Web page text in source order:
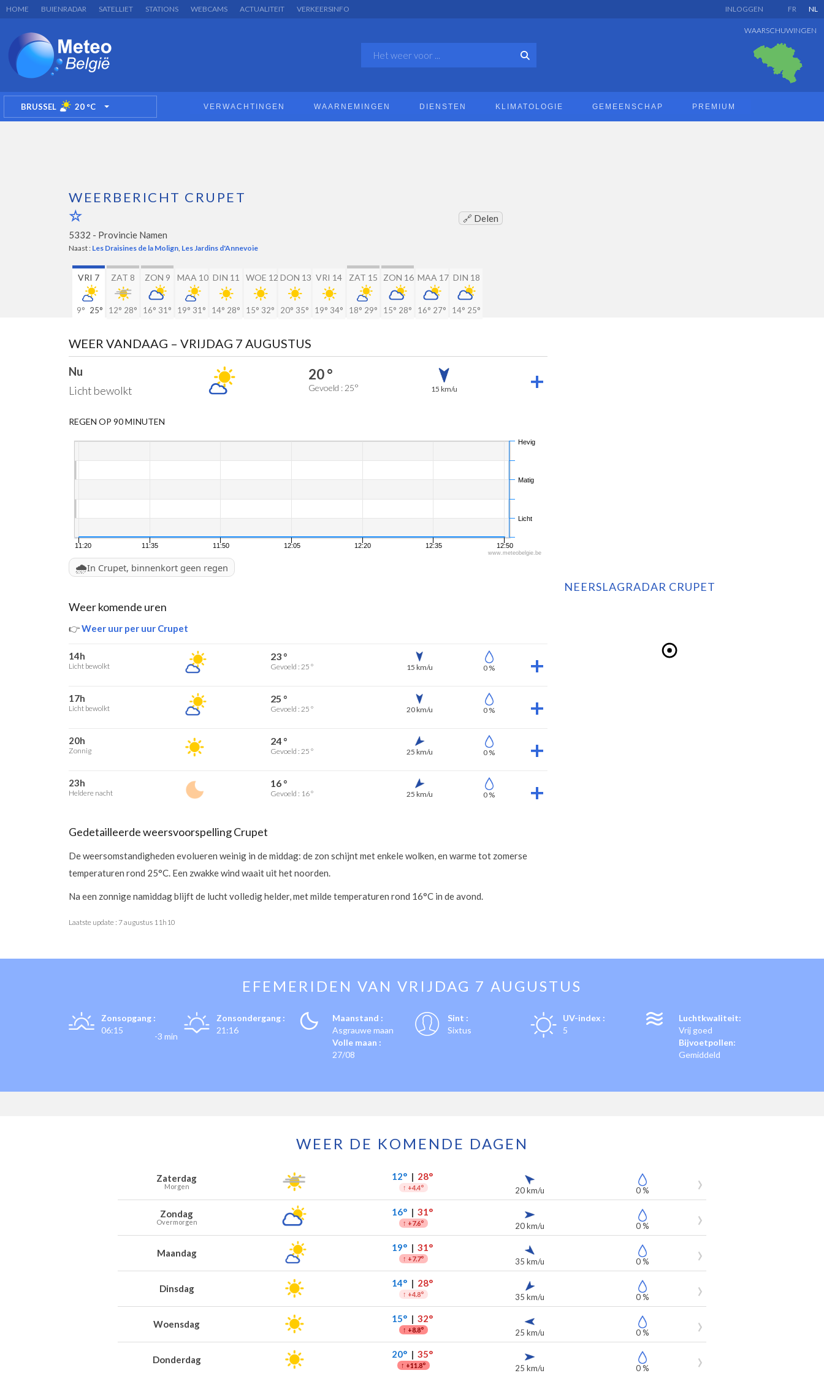
HOME BUIENRADAR SATELLIET STATIONS WEBCAMS ACTUALITEIT VERKEERSINFO FR NL
INLOGGEN
WAARSCHUWINGEN
BRUSSEL 20°C TOGGLE DROPDOWN VERWACHTINGEN WAARNEMINGEN DIENSTEN KLIMATOLOGIE GEMEENSCHAP PREMIUM
WEERBERICHT CRUPET
🔗 Delen
5332 - Provincie Namen
Naast : Les Draisines de la Molign, Les Jardins d'Annevoie
VRI 7
9° 25°
ZAT 8
12° 28°
ZON 9
16° 31°
MAA 10
19° 31°
DIN 11
14° 28°
WOE 12
15° 32°
DON 13
20° 35°
VRI 14
19° 34°
ZAT 15
18° 29°
ZON 16
15° 28°
MAA 17
16° 27°
DIN 18
14° 25°
WEER VANDAAG – VRIJDAG 7 AUGUSTUS
Nu
Licht bewolkt
20 °
Gevoeld : 25° 15 km/u
REGEN OP 90 MINUTEN
11:20 11:35 11:50 12:05 12:20 12:35 12:50
Licht
Matig
Hevig
www.meteobelgie.be
🌧️In Crupet, binnenkort geen regen
Weer komende uren
👉Weer uur per uur Crupet
14h
Licht bewolkt
23 °
Gevoeld : 25 ° 15 km/u 0 %
17h
Licht bewolkt
25 °
Gevoeld : 25 ° 20 km/u 0 %
20h
Zonnig
24 °
Gevoeld : 25 ° 25 km/u 0 %
23h
Heldere nacht
16 °
Gevoeld : 16 ° 25 km/u 0 %
Gedetailleerde weersvoorspelling Crupet
De weersomstandigheden evolueren weinig in de middag: de zon schijnt met enkele wolken, en warme tot zomerse
temperaturen rond 25°C. Een zwakke wind waait uit het noorden.
Na een zonnige namiddag blijft de lucht volledig helder, met milde temperaturen rond 16°C in de avond.
Laatste update : 7 augustus 11h10
NEERSLAGRADAR CRUPET
EFEMERIDEN VAN VRIJDAG 7 AUGUSTUS
Zonsopgang :
06:15
-3 min
Zonsondergang :
21:16
Maanstand :
Asgrauwe maan
Volle maan :
27/08
Sint :
Sixtus
UV-index :
5
Luchtkwaliteit:
Vrij goed
Bijvoetpollen:
Gemiddeld
WEER DE KOMENDE DAGEN
Weersverwachting voor Crupet voor de komende 7 dagen
Weer Temperaturen Neerslag
Zaterdag
Morgen
12°| 28°
↑ +4.4° 20 km/u 0 %
Zondag
Overmorgen
16°| 31°
↑ +7.6° 20 km/u 0 %
Maandag 19°| 31°
↑ +7.7° 35 km/u 0 %
Dinsdag 14°| 28°
↑ +4.8° 35 km/u 0 %
Woensdag 15°| 32°
↑ +8.8° 25 km/u 0 %
Donderdag 20°| 35°
↑ +11.8° 25 km/u 0 %